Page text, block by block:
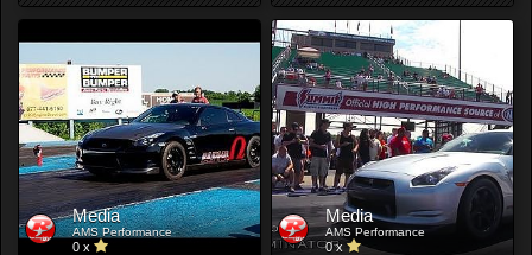
Media
AMS Performance
0 x
Media
AMS Performance
0 x